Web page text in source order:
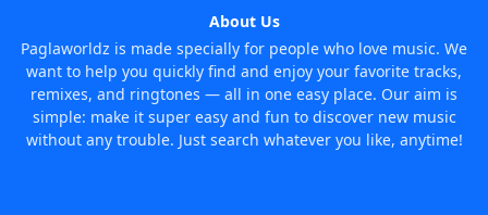
About Us
Paglaworldz is made specially for people who love music. We
want to help you quickly find and enjoy your favorite tracks,
remixes, and ringtones — all in one easy place. Our aim is
simple: make it super easy and fun to discover new music
without any trouble. Just search whatever you like, anytime!